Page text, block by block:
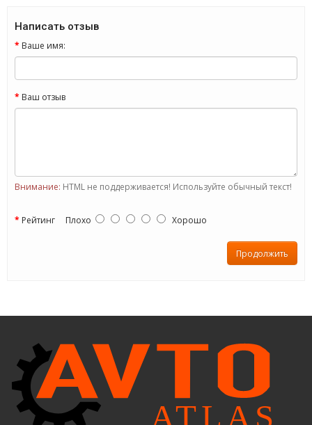
Написать отзыв
Ваше имя:
Ваш отзыв
Внимание: HTML не поддерживается! Используйте обычный текст!
Рейтинг Плохо Хорошо
Продолжить